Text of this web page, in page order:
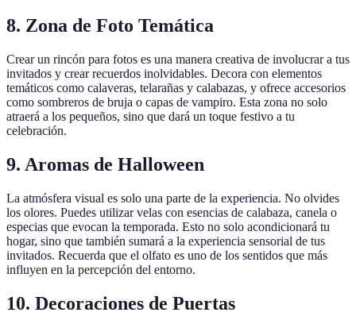
8. Zona de Foto Temática
Crear un rincón para fotos es una manera creativa de involucrar a tus
invitados y crear recuerdos inolvidables. Decora con elementos
temáticos como calaveras, telarañas y calabazas, y ofrece accesorios
como sombreros de bruja o capas de vampiro. Esta zona no solo
atraerá a los pequeños, sino que dará un toque festivo a tu
celebración.
9. Aromas de Halloween
La atmósfera visual es solo una parte de la experiencia. No olvides
los olores. Puedes utilizar velas con esencias de calabaza, canela o
especias que evocan la temporada. Esto no solo acondicionará tu
hogar, sino que también sumará a la experiencia sensorial de tus
invitados. Recuerda que el olfato es uno de los sentidos que más
influyen en la percepción del entorno.
10. Decoraciones de Puertas